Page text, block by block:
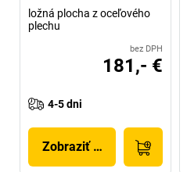
ložná plocha z oceľového
plechu
bez DPH
181,- €
4-5 dni
Zobraziť produkt